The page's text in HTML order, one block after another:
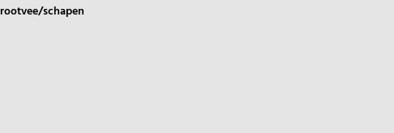
schapen